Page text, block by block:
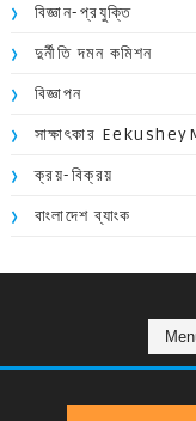
বিজ্ঞান-প্রযুক্তি
দুর্নীতি দমন কমিশন
বিজ্ঞাপন
সাক্ষাৎকার
ক্রয়-বিক্রয়
বাংলাদেশ ব্যাংক